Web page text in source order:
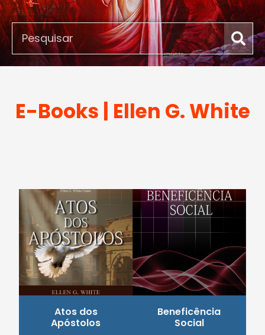
E-Books | Ellen G. White
Atos dos
Apóstolos
Beneficência
Social